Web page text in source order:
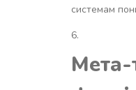
системам
Мета-